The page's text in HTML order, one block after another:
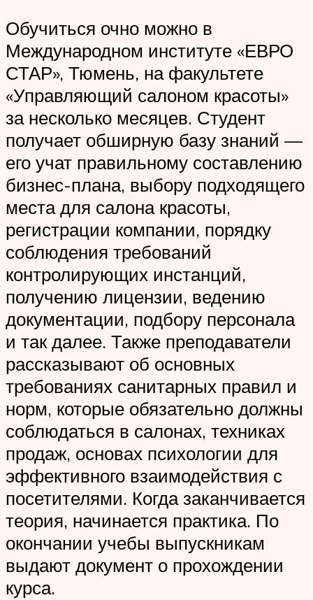
Обучиться очно можно в
Международном институте «ЕВРО
СТАР», Тюмень, на факультете
«Управляющий салоном красоты»
за несколько месяцев. Студент
получает обширную базу знаний —
его учат правильному составлению
бизнес-плана, выбору подходящего
места для салона красоты,
регистрации компании, порядку
соблюдения требований
контролирующих инстанций,
получению лицензии, ведению
документации, подбору персонала
и так далее. Также преподаватели
рассказывают об основных
требованиях санитарных правил и
норм, которые обязательно должны
соблюдаться в салонах, техниках
продаж, основах психологии для
эффективного взаимодействия с
посетителями. Когда заканчивается
теория, начинается практика. По
окончании учебы выпускникам
выдают документ о прохождении
курса.